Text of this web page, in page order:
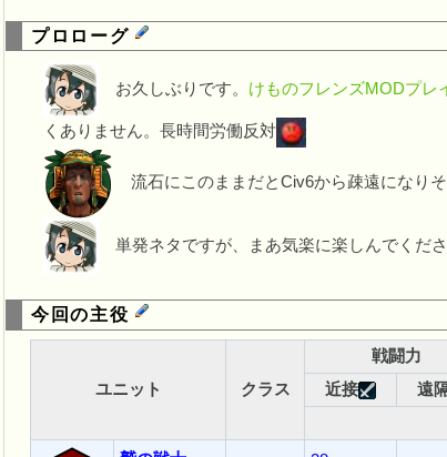
えるようです
プロローグ
お久しぶりです。 けものフレンズMODプレ
くありません。長時間労働反対
流石にこのままだとCiv6から疎遠になり
単発ネタですが、まあ気楽に楽しんでくださ
今回の主役
ユニット クラス
戦闘力
近接
遠